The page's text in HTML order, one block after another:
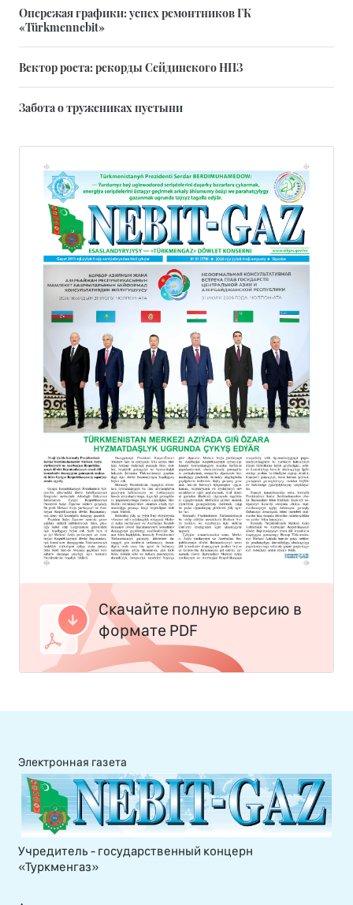
Опережая графики: успех ремонтников ГК
«Türkmennebit»
Вектор роста: рекорды Сейдинского НПЗ
Забота о тружениках пустыни
Скачайте полную версию в
формате PDF
Электронная газета
Учредитель - государственный концерн
«Туркменгаз»